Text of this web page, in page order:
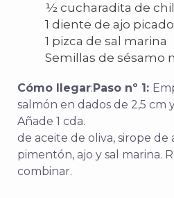
½ cucharadita de
1 diente de ajo picado
1 pizca de sal marina
Semillas de sésamo
Cómo llegar:Paso nº 1:
salmón en dados de 2,5 cm
Añade 1 cda.
de aceite de oliva, sirope de
pimentón, ajo y sal marina.
combinar.